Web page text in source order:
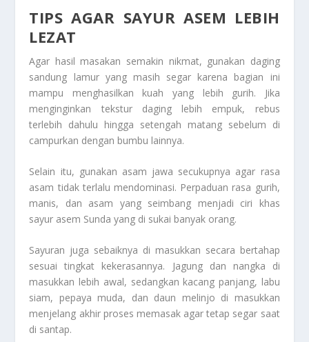
TIPS AGAR SAYUR ASEM LEBIH
LEZAT
Agar hasil masakan semakin nikmat, gunakan daging
sandung lamur yang masih segar karena bagian ini
mampu menghasilkan kuah yang lebih gurih. Jika
menginginkan tekstur daging lebih empuk, rebus
terlebih dahulu hingga setengah matang sebelum di
campurkan dengan bumbu lainnya.
Selain itu, gunakan asam jawa secukupnya agar rasa
asam tidak terlalu mendominasi. Perpaduan rasa gurih,
manis, dan asam yang seimbang menjadi ciri khas
sayur asem Sunda yang di sukai banyak orang.
Sayuran juga sebaiknya di masukkan secara bertahap
sesuai tingkat kekerasannya. Jagung dan nangka di
masukkan lebih awal, sedangkan kacang panjang, labu
siam, pepaya muda, dan daun melinjo di masukkan
menjelang akhir proses memasak agar tetap segar saat
di santap.